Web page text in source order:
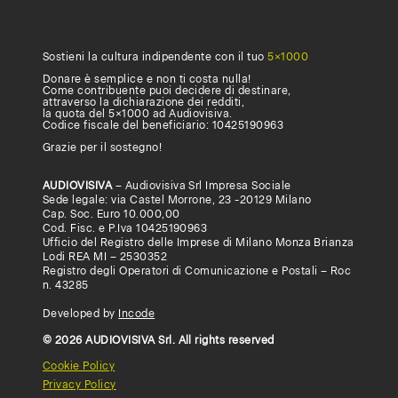
Sostieni la cultura indipendente con il tuo5×1000
Donare è semplice e non ti costa nulla!
Come contribuente puoi decidere di destinare,
attraverso la dichiarazione dei redditi,
la quota del 5×1000 ad Audiovisiva.
Codice fiscale del beneficiario: 10425190963
Grazie per il sostegno!
AUDIOVISIVA– Audiovisiva Srl Impresa Sociale
Sede legale: via Castel Morrone, 23 -20129 Milano
Cap. Soc. Euro 10.000,00
Cod. Fisc. e P.Iva 10425190963
Ufficio del Registro delle Imprese di Milano Monza Brianza
Lodi REA MI – 2530352
Registro degli Operatori di Comunicazione e Postali – Roc
n. 43285
Developed by Incode
© 2026 AUDIOVISIVA Srl. All rights reserved
Cookie Policy
Privacy Policy
tua
università,
accademia
o
superiore
ad
attivare
un
abbonamento,
compila
questo